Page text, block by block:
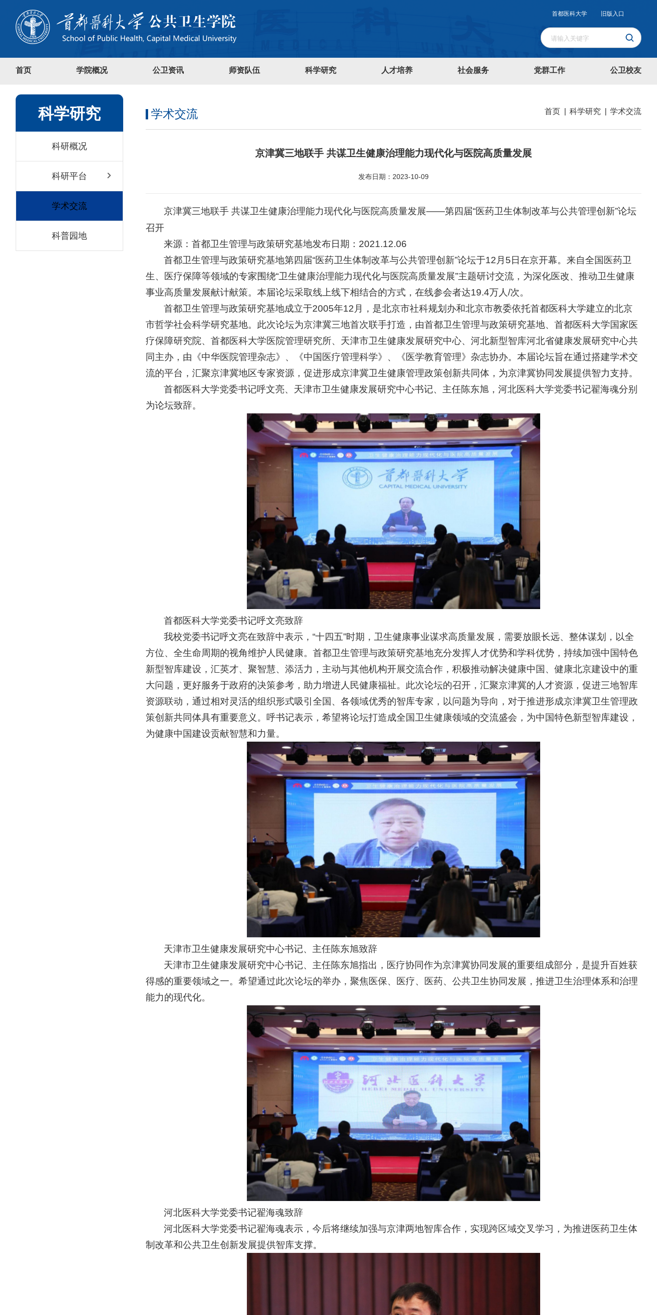
首都医科大学 旧版入口
首页 学院概况 公卫资讯 师资队伍 科学研究 人才培养 社会服务 党群工作 公卫校友
科学研究
科研概况
科研平台
学术交流
科普园地
首页 科学研究 学术交流
学术交流
京津冀三地联手 共谋卫生健康治理能力现代化与医院高质量发展
发布日期：2023-10-09
京津冀三地联手 共谋卫生健康治理能力现代化与医院高质量发展——第四届“医药卫生体制改革与公共管理创新”论坛
召开
来源：首都卫生管理与政策研究基地发布日期：2021.12.06
首都卫生管理与政策研究基地第四届“医药卫生体制改革与公共管理创新”论坛于12月5日在京开幕。来自全国医药卫
生、医疗保障等领域的专家围绕“卫生健康治理能力现代化与医院高质量发展”主题研讨交流，为深化医改、推动卫生健康
事业高质量发展献计献策。本届论坛采取线上线下相结合的方式，在线参会者达19.4万人/次。
首都卫生管理与政策研究基地成立于2005年12月，是北京市社科规划办和北京市教委依托首都医科大学建立的北京
市哲学社会科学研究基地。此次论坛为京津冀三地首次联手打造，由首都卫生管理与政策研究基地、首都医科大学国家医
疗保障研究院、首都医科大学医院管理研究所、天津市卫生健康发展研究中心、河北新型智库河北省健康发展研究中心共
同主办，由《中华医院管理杂志》、《中国医疗管理科学》、《医学教育管理》杂志协办。本届论坛旨在通过搭建学术交
流的平台，汇聚京津冀地区专家资源，促进形成京津冀卫生健康管理政策创新共同体，为京津冀协同发展提供智力支持。
首都医科大学党委书记呼文亮、天津市卫生健康发展研究中心书记、主任陈东旭，河北医科大学党委书记翟海魂分别
为论坛致辞。
首都医科大学党委书记呼文亮致辞
我校党委书记呼文亮在致辞中表示，“十四五”时期，卫生健康事业谋求高质量发展，需要放眼长远、整体谋划，以全
方位、全生命周期的视角维护人民健康。首都卫生管理与政策研究基地充分发挥人才优势和学科优势，持续加强中国特色
新型智库建设，汇英才、聚智慧、添活力，主动与其他机构开展交流合作，积极推动解决健康中国、健康北京建设中的重
大问题，更好服务于政府的决策参考，助力增进人民健康福祉。此次论坛的召开，汇聚京津冀的人才资源，促进三地智库
资源联动，通过相对灵活的组织形式吸引全国、各领域优秀的智库专家，以问题为导向，对于推进形成京津冀卫生管理政
策创新共同体具有重要意义。呼书记表示，希望将论坛打造成全国卫生健康领域的交流盛会，为中国特色新型智库建设，
为健康中国建设贡献智慧和力量。
天津市卫生健康发展研究中心书记、主任陈东旭致辞
天津市卫生健康发展研究中心书记、主任陈东旭指出，医疗协同作为京津冀协同发展的重要组成部分，是提升百姓获
得感的重要领域之一。希望通过此次论坛的举办，聚焦医保、医疗、医药、公共卫生协同发展，推进卫生治理体系和治理
能力的现代化。
河北医科大学党委书记翟海魂致辞
河北医科大学党委书记翟海魂表示，今后将继续加强与京津两地智库合作，实现跨区域交叉学习，为推进医药卫生体
制改革和公共卫生创新发展提供智库支撑。